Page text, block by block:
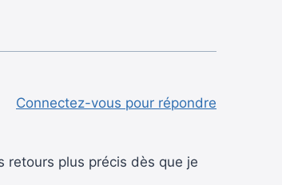
retours plus précis dès que je
Connectez-vous pour répondre